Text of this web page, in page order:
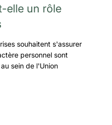
elle un rôle
souhaitent s'assurer
personnel sont
sein de l'Union